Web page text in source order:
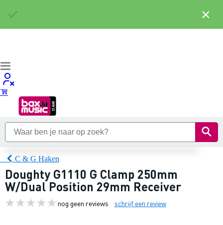
C & G Haken
Doughty G1110 G Clamp 250mm
W/Dual Position 29mm Receiver
nog geen reviews schrijf een review
×